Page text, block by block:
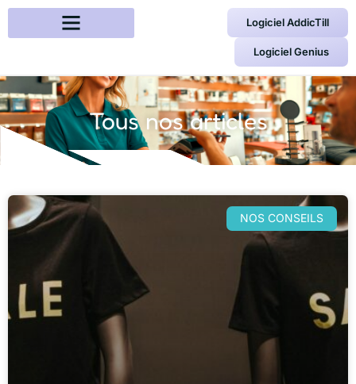
Logiciel AddicTill
Logiciel Genius
Tous nos articles
NOS CONSEILS